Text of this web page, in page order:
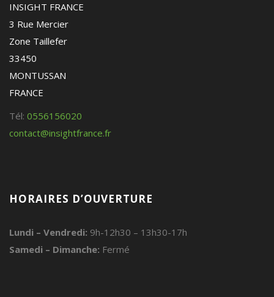
INSIGHT FRANCE
3 Rue Mercier
Zone Taillefer
33450
MONTUSSAN
FRANCE
Tél: 0556156020
contact@insightfrance.fr
HORAIRES D’OUVERTURE
Lundi – Vendredi: 9h-12h30 – 13h30-17h
Samedi – Dimanche: Fermé